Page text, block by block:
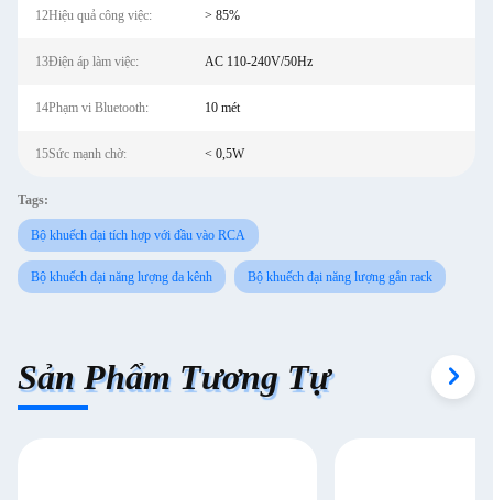
12Hiệu quả công việc: > 85%
13Điện áp làm việc: AC 110-240V/50Hz
14Phạm vi Bluetooth: 10 mét
15Sức mạnh chờ: < 0,5W
Tags:
Bộ khuếch đại tích hợp với đầu vào RCA
Bộ khuếch đại năng lượng đa kênh Bộ khuếch đại năng lượng gắn rack
Sản Phẩm Tương Tự